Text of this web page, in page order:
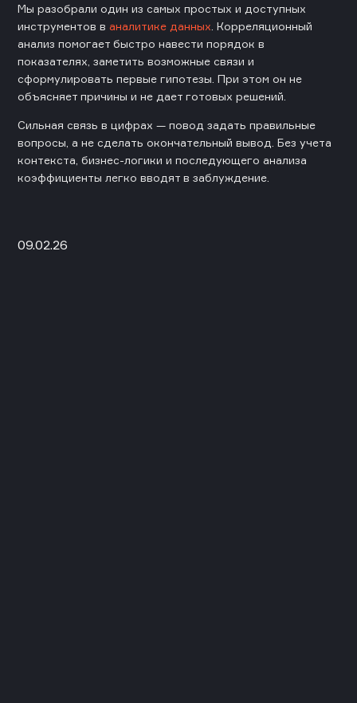
Мы разобрали один из самых простых и доступных
инструментов в аналитике данных . Корреляционный
анализ помогает быстро навести порядок в
показателях, заметить возможные связи и
сформулировать первые гипотезы. При этом он не
объясняет причины и не дает готовых решений.
Сильная связь в цифрах — повод задать правильные
вопросы, а не сделать окончательный вывод. Без учета
контекста, бизнес-логики и последующего анализа
коэффициенты легко вводят в заблуждение.
09.02.26